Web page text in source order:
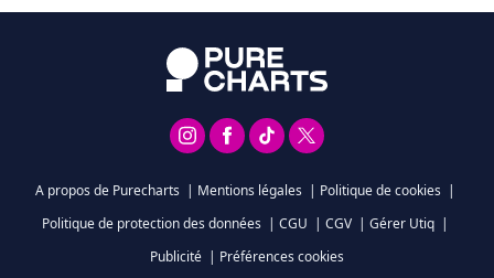
A propos de Purecharts | Mentions légales | Politique de cookies |
Politique de protection des données | CGU | CGV | Gérer Utiq |
Publicité | Préférences cookies